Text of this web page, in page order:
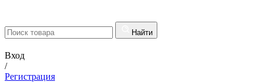
Найти
Вход
/
Регистрация